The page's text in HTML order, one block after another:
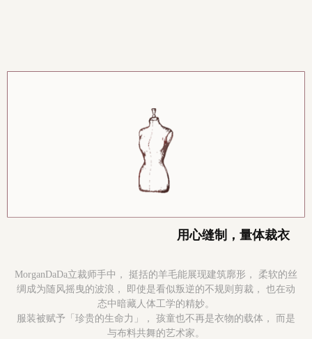
MorganDaDa立裁师手中， 挺括的羊毛能展现建筑廓形， 柔软的丝
绸成为随风摇曳的波浪， 即使是看似叛逆的不规则剪裁， 也在动
态中暗藏人体工学的精妙。
服装被赋予「珍贵的生命力」， 孩童也不再是衣物的载体， 而是
与布料共舞的艺术家。
用心缝制，量体裁衣